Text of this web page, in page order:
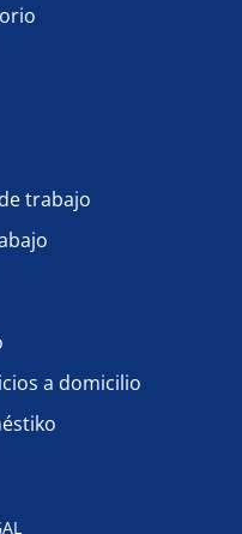
trabajo
a domicilio